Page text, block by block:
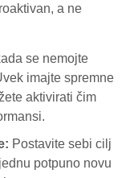
a ne
se nemojte
imajte spremne
aktivirati čim
Postavite sebi cilj
potpuno novu